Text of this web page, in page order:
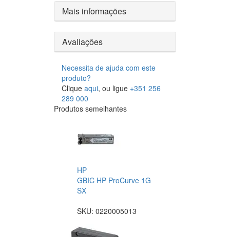
Mais informações
Avaliações
Necessita de ajuda com este
produto?
Clique aqui, ou ligue +351 256
289 000
Produtos semelhantes
HP
GBIC HP ProCurve 1G
SX
SKU: 0220005013